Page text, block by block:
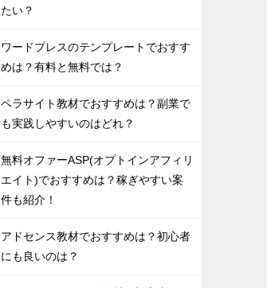
たい？
ワードプレスのテンプレートでおすす
めは？有料と無料では？
ペラサイト教材でおすすめは？副業で
も実践しやすいのはどれ？
無料オファーASP(オプトインアフィリ
エイト)でおすすめは？稼ぎやすい案
件も紹介！
アドセンス教材でおすすめは？初心者
にも良いのは？